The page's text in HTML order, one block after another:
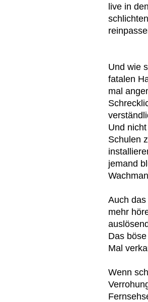
live in
Und wie
fatalen
mal
Und
Schulen
jemand
Auch
mehr
Das böse
Mal
Wenn